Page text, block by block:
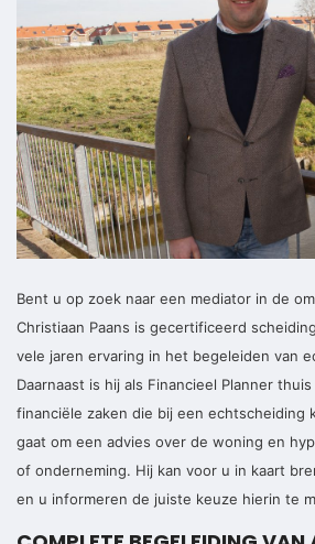
Bent u op zoek naar een mediator in de
Christiaan Paans is gecertificeerd
vele jaren ervaring in het begeleiden van
Daarnaast is hij als Financieel Planner
financiële zaken die bij een echtscheiding
gaat om een advies over de woning en
of onderneming. Hij kan voor u in kaart
en u informeren de juiste keuze hierin te